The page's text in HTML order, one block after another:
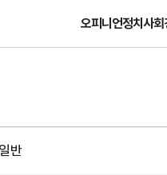
오피니언정치사회
반